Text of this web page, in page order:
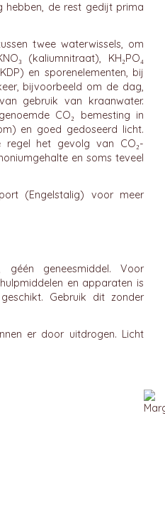
hebben, de rest gedijt prima
twee waterwissels, om
(kaliumnitraat), KH₂PO₄
en sporenelementen, bij
bijvoorbeeld om de dag,
gebruik van kraanwater.
CO₂ bemesting in
en goed gedoseerd licht.
regel het gevolg van CO₂-
en soms teveel
(Engelstalig) voor meer
géén geneesmiddel. Voor
hulpmiddelen en apparaten is
Gebruik dit zonder
er door uitdrogen. Licht